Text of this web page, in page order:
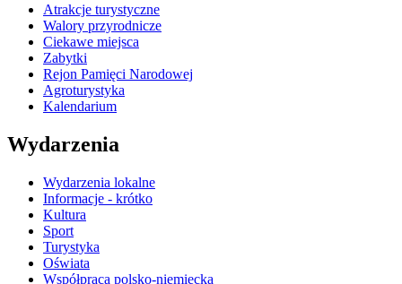
Atrakcje turystyczne
Walory przyrodnicze
Ciekawe miejsca
Zabytki
Rejon Pamięci Narodowej
Agroturystyka
Kalendarium
Wydarzenia
Wydarzenia lokalne
Informacje - krótko
Kultura
Sport
Turystyka
Oświata
Współpraca polsko-niemiecka